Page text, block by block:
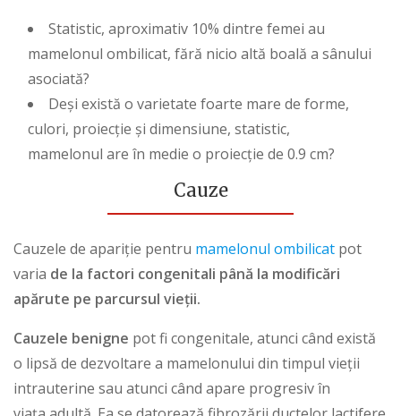
Statistic, aproximativ 10% dintre femei au
mamelonul ombilicat, fără nicio altă boală a sânului
asociată?
Deși există o varietate foarte mare de forme,
culori, proiecție și dimensiune, statistic,
mamelonul are în medie o proiecție de 0.9 cm?
Cauze
Cauzele de apariție pentru mamelonul ombilicat pot
varia de la factori congenitali până la modificări
apărute pe parcursul vieții.
Cauzele benigne pot fi congenitale, atunci când există
o lipsă de dezvoltare a mamelonului din timpul vieții
intrauterine sau atunci când apare progresiv în